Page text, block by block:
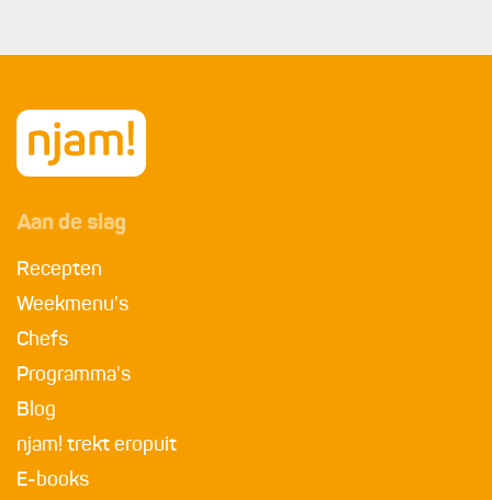
Aan de slag
Recepten
Weekmenu's
Chefs
Programma's
Blog
njam! trekt eropuit
E-books